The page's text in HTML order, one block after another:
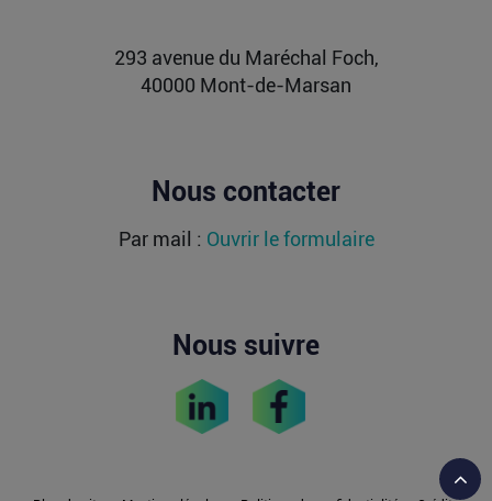
293 avenue du Maréchal Foch,
40000 Mont-de-Marsan
Nous contacter
Par mail : Ouvrir le formulaire
Nous suivre